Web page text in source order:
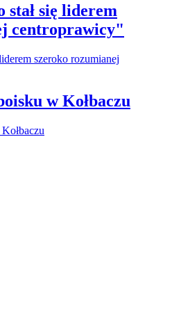
się liderem
centroprawicy"
w Kołbaczu